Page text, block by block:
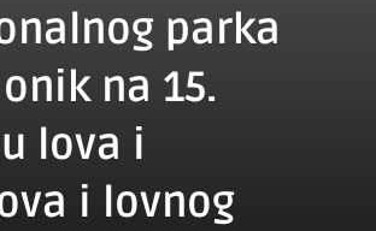
parka
na 15.
lova i
i lovnog